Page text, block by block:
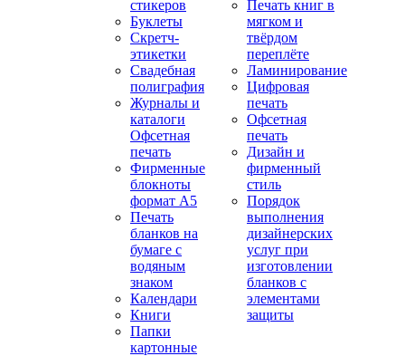
стикеров
Буклеты
Скретч-
этикетки
Свадебная
полиграфия
Журналы и
каталоги
Офсетная
печать
Фирменные
блокноты
формат А5
Печать
бланков на
бумаге с
водяным
знаком
Календари
Книги
Папки
картонные
Печать книг в
мягком и
твёрдом
переплёте
Ламинирование
Цифровая
печать
Офсетная
печать
Дизайн и
фирменный
стиль
Порядок
выполнения
дизайнерских
услуг при
изготовлении
бланков с
элементами
защиты